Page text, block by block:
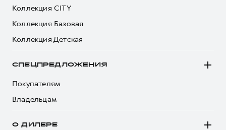
Коллекция CITY
Коллекция Базовая
Коллекция Детская
СПЕЦПРЕДЛОЖЕНИЯ
Покупателям
Владельцам
О ДИЛЕРЕ